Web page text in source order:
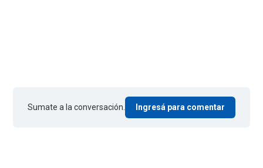
Sumate a la conversación. Ingresá para comentar